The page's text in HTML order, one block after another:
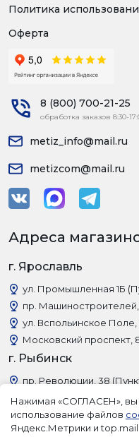
Политика
Оферта
8 (800) 700-21-25
обработка заказов 8:30-
metiz_info@mail.ru
metizcom@mail.ru
Адреса
г. Ярославль
ул. Промышленная 1Б
пр.
ул. Вспольинское Поле,
Московский проспект,
г. Рыбинск
пр. Революции, 38
Нажимая «СОГЛАСЕН», вы
использование файлов
Яндекс.Метрики и